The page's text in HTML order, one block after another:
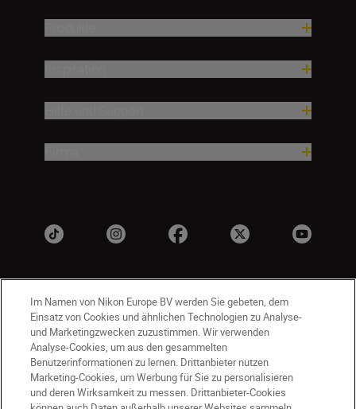
CH Nikon Sites
Kontaktieren Sie uns
Datenschutzhinweis
Im Namen von Nikon Europe BV werden Sie gebeten, dem
Einsatz von Cookies und ähnlichen Technologien zu Analyse-
und Marketingzwecken zuzustimmen. Wir verwenden
Analyse-Cookies, um aus den gesammelten
Benutzerinformationen zu lernen. Drittanbieter nutzen
Marketing-Cookies, um Werbung für Sie zu personalisieren
und deren Wirksamkeit zu messen. Drittanbieter-Cookies